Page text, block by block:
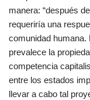
manera: “después
requeriría una
comunidad humana.
prevalece la
competencia
entre los estados
llevar a cabo tal